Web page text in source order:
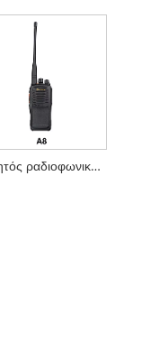
Φορητός ραδιοφωνικός επαναλήπτης ζαμπόν